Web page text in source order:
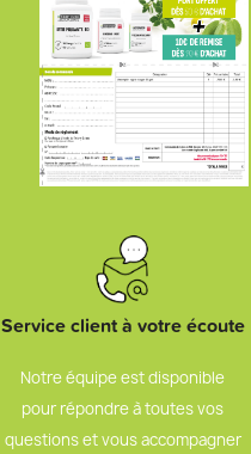
Service client à votre écoute
Notre équipe est disponible
pour répondre à toutes vos
questions et vous accompagner